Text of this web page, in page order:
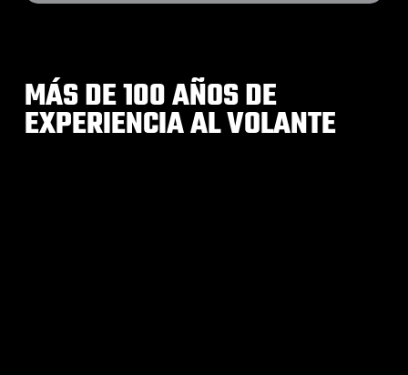
MÁS DE 100 AÑOS DE
EXPERIENCIA AL VOLANTE